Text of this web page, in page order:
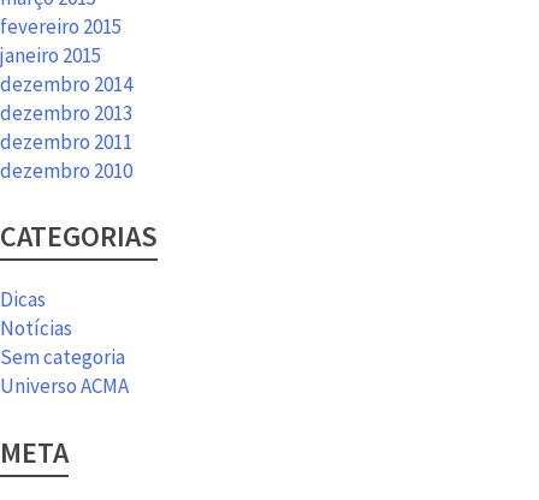
fevereiro 2015
janeiro 2015
dezembro 2014
dezembro 2013
dezembro 2011
dezembro 2010
CATEGORIAS
Dicas
Notícias
Sem categoria
Universo ACMA
META